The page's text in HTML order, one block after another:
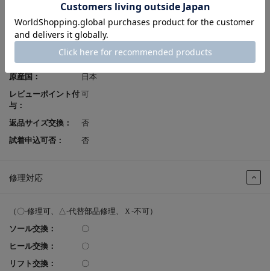
紳士
ｱｯﾊﾟｰ材料：
キップ
ソール素材：
革×合成樹脂（弾痕意匠レザー加工）
マッケイ製法
原産国：
日本
レビューポイント付
与：
可
返品サイズ交換：
否
試着申込可否：
否
修理対応
（〇-修理可、△-代替部品修理、Ｘ-不可）
ソール交換：
〇
ヒール交換：
〇
リフト交換：
〇